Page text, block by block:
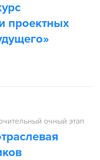
проектных
очный этап